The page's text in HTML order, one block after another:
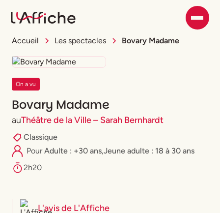
Accueil Les spectacles Bovary Madame
On a vu
Bovary Madame
auThéâtre de la Ville – Sarah Bernhardt
Classique
PourAdulte : +30 ans,⁠Jeune adulte : 18 à 30 ans
2h20
L'avis de L'Affiche